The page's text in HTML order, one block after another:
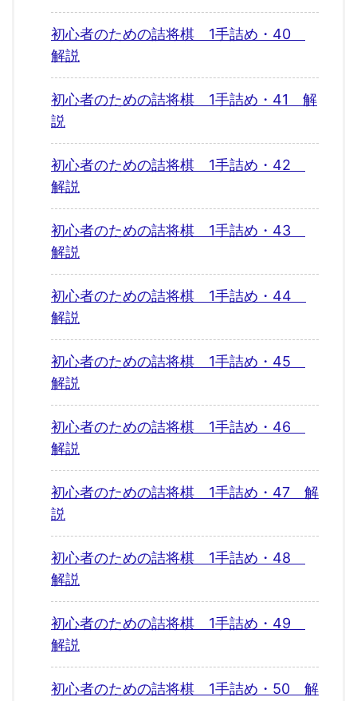
初心者のための詰将棋 1手詰め・40
解説
初心者のための詰将棋 1手詰め・41 解
説
初心者のための詰将棋 1手詰め・42
解説
初心者のための詰将棋 1手詰め・43
解説
初心者のための詰将棋 1手詰め・44
解説
初心者のための詰将棋 1手詰め・45
解説
初心者のための詰将棋 1手詰め・46
解説
初心者のための詰将棋 1手詰め・47 解
説
初心者のための詰将棋 1手詰め・48
解説
初心者のための詰将棋 1手詰め・49
解説
初心者のための詰将棋 1手詰め・50 解